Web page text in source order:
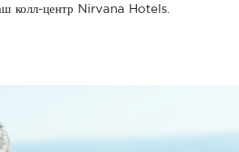
колл-центр Nirvana Hotels.